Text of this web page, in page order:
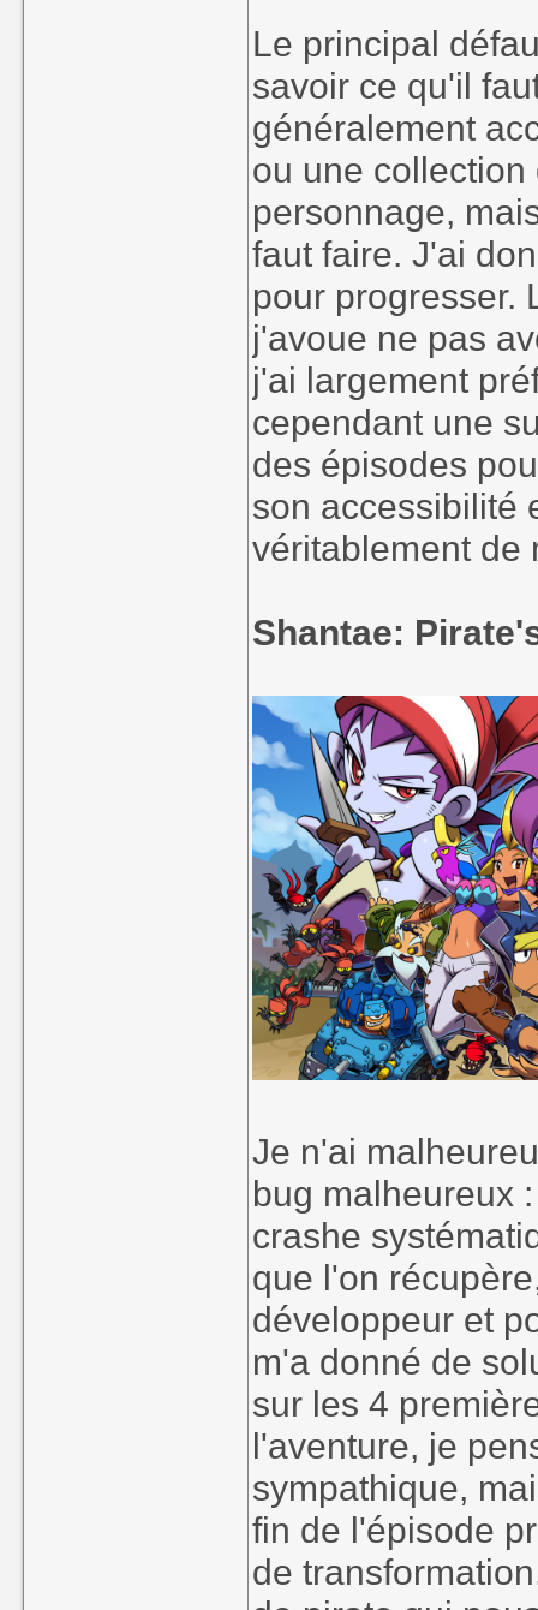
Le principal
savoir ce qu'il
généralement
ou une
personnage,
faut faire. J'ai
pour progresser.
j'avoue ne pas
j'ai largement
cependant une
des épisodes
son accessibilité
véritablement de
Shantae:
Je n'ai
bug malheureux
crashe
que l'on
développeur et
m'a donné de
sur les 4
l'aventure, je
sympathique,
fin de l'épisode
de